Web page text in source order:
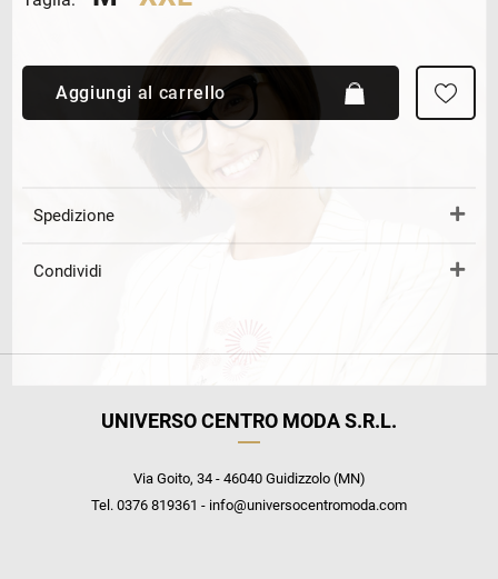
Aggiungi al carrello
Spedizione
Condividi
UNIVERSO CENTRO MODA S.R.L.
Via Goito, 34 - 46040 Guidizzolo (MN)
Tel. 0376 819361 - info@universocentromoda.com